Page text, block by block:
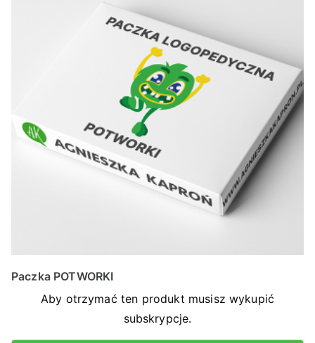
Paczka POTWORKI
Aby otrzymać ten produkt musisz wykupić
subskrypcje.